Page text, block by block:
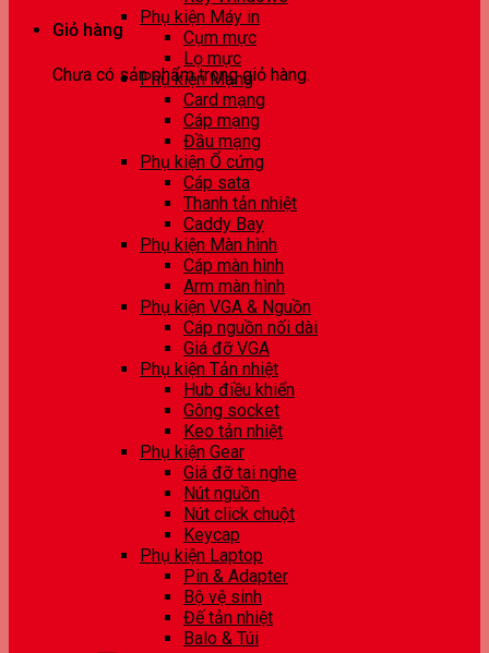
Giỏ hàng
Chưa có sản phẩm trong giỏ hàng.
Phụ kiện Máy in
Cụm mực
Lọ mực
Phụ kiện Mạng
Card mạng
Cáp mạng
Đầu mạng
Phụ kiện Ổ cứng
Cáp sata
Thanh tản nhiệt
Caddy Bay
Phụ kiện Màn hình
Cáp màn hình
Arm màn hình
Phụ kiện VGA & Nguồn
Cáp nguồn nối dài
Giá đỡ VGA
Phụ kiện Tản nhiệt
Hub điều khiển
Gông socket
Keo tản nhiệt
Phụ kiện Gear
Giá đỡ tai nghe
Nút nguồn
Nút click chuột
Keycap
Phụ kiện Laptop
Pin & Adapter
Bộ vệ sinh
Đế tản nhiệt
Balo & Túi